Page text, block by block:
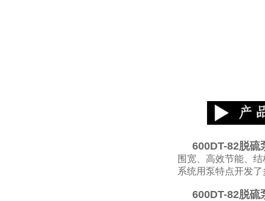
600DT-82脱硫
围宽、高效节能、
系统用泵特点开发
600DT-82脱硫